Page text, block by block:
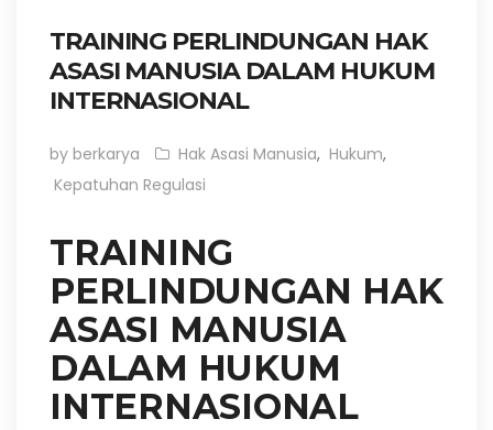
TRAINING PERLINDUNGAN HAK
ASASI MANUSIA DALAM HUKUM
INTERNASIONAL
by berkarya Hak Asasi Manusia, Hukum,
Kepatuhan Regulasi
TRAINING
PERLINDUNGAN HAK
ASASI MANUSIA
DALAM HUKUM
INTERNASIONAL